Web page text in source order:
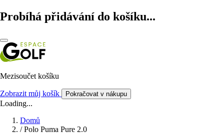
Probíhá přidávání do košíku...
Mezisoučet košíku
Zobrazit můj košík Pokračovat v nákupu
Loading...
Domů
/ Polo Puma Pure 2.0